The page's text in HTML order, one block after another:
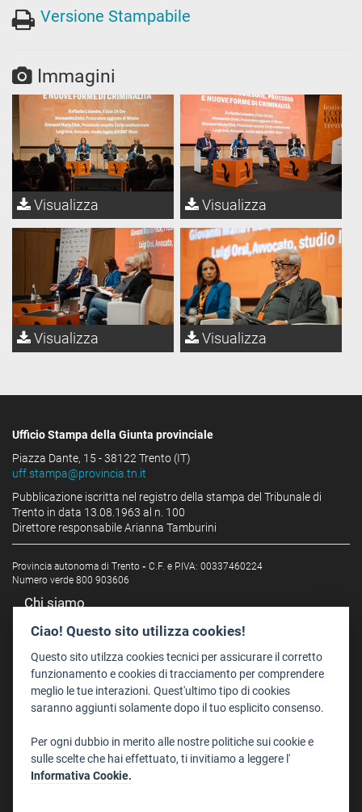
Versione Stampabile
Immagini
Visualizza Visualizza
Visualizza Visualizza
Ufficio Stampa della Giunta provinciale
Piazza Dante, 15 - 38122 Trento (IT)
uff.stampa@provincia.tn.it
Pubblicazione iscritta nel registro della stampa del Tribunale di
Trento in data 13.08.1963 al n. 100
Direttore responsabile Arianna Tamburini
Provincia autonoma di Trento - C.F. e P.IVA: 00337460224
Numero verde 800 903606
Chi siamo
Redazione
Staff
Format - Centro Audiovisivi
Trentino Film Commission
Dove Siamo
Struttura di riferimento
Ciao! Questo sito utilizza cookies!
Questo sito utilzza cookies tecnici per assicurare il corretto
funzionamento e cookies di tracciamento per comprendere
meglio le tue interazioni. Quest'ultimo tipo di cookies
saranno aggiunti solamente dopo il tuo esplicito consenso.
Per ogni dubbio in merito alle nostre politiche sui cookie e
sulle scelte che hai effettuato, ti invitiamo a leggere l'
Informativa Cookie.